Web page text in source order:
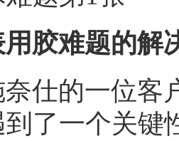
胶难题的解
仕的一位客
了一个关键